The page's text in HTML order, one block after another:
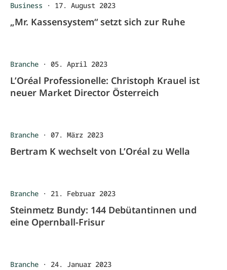
Business · 17. August 2023
„Mr. Kassensystem“ setzt sich zur Ruhe
Branche · 05. April 2023
L’Oréal Professionelle: Christoph Krauel ist
neuer Market Director Österreich
Branche · 07. März 2023
Bertram K wechselt von L’Oréal zu Wella
Branche · 21. Februar 2023
Steinmetz Bundy: 144 Debütantinnen und
eine Opernball-Frisur
Branche · 24. Januar 2023